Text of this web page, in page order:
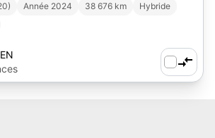
Année 2024 38 676 km
Hybride